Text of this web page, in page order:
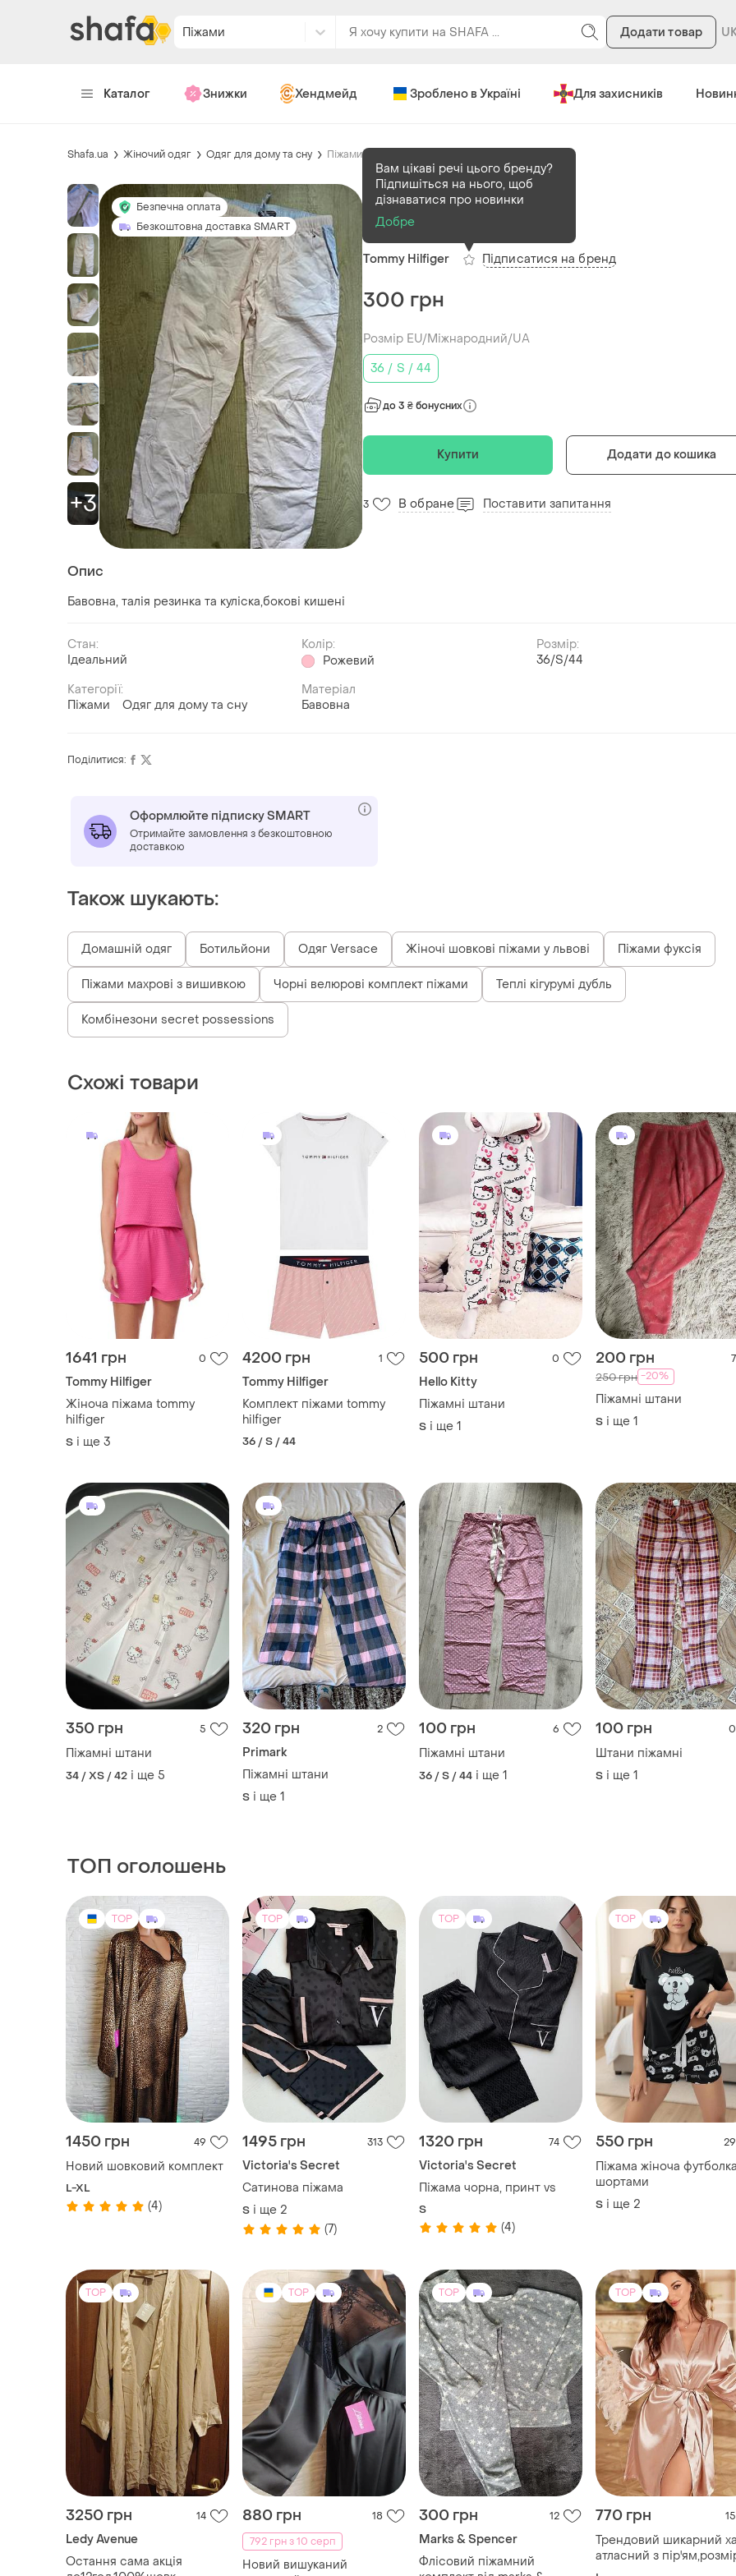
Піжами Додати товар
Каталог Знижки Хендмейд Зроблено в Україні Для захисників
Shafa.ua Жіночий одяг Одяг для дому та сну Піжами
+3
Безпечна оплата
Безкоштовна доставка SMART
В наявності 1 шт
Піжамні штани
Tommy Hilfiger
Вам цікаві речі цього бренду?
Підпишіться на нього, щоб
дізнаватися про новинки
Добре
Підписатися на бренд
300 грн
Розмір EU/Міжнародний/UA
36 / S / 44
до 3 ₴ бонусних
Купити Додати до кошика
3 В обране Поставити запитання
Опис
Бавовна, талія резинка та куліска,бокові кишені
Стан:
Ідеальний
Колір:
Рожевий
Розмір:
36/S/44
Категорії:
Піжами
Одяг для дому та сну
Матеріал
Бавовна
Поділитися:
Оформлюйте підписку SMART
Отримайте замовлення з безкоштовною
доставкою
Також шукають:
Домашній одяг Ботильйони Одяг Versace Жіночі шовкові піжами у львові Піжами фуксія
Піжами махрові з вишивкою Чорні велюрові комплект піжами Теплі кігурумі дубль
Комбінезони secret possessions
Схожі товари
1641 грн 0
Tommy Hilfiger
Жіноча піжама tommy
hilfiger
S і ще 3
4200 грн 1
Tommy Hilfiger
Комплект піжами tommy
hilfiger
36 / S / 44
500 грн 0
Hello Kitty
Піжамні штани
S і ще 1
200 грн 7
250 грн -20%
Піжамні штани
S і ще 1
350 грн 5
Піжамні штани
34 / XS / 42 і ще 5
320 грн 2
Primark
Піжамні штани
S і ще 1
100 грн 6
Піжамні штани
36 / S / 44 і ще 1
100 грн 0
Штани піжамні
S і ще 1
ТОП оголошень
TOP
1450 грн 49
Новий шовковий комплект
L-XL
(4)
TOP
1495 грн 313
Victoria's Secret
Сатинова піжама
S і ще 2
(7)
TOP
1320 грн 74
Victoria's Secret
Піжама чорна, принт vs
S
(4)
TOP
550 грн 29
Піжама жіноча
шортами
S і ще 2
TOP
3250 грн 14
Ledy Avenue
Остання сама акція
TOP
880 грн
18
792 грн з 10 серп
Новий вишуканий
TOP
300 грн 12
Marks & Spencer
Флісовий піжамний
TOP
770 грн 15
Трендовий шикарний
атласний з
🦢🦢2026 рік!